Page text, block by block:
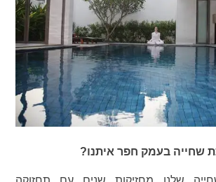
שחייה בעמק חפר איתנו?